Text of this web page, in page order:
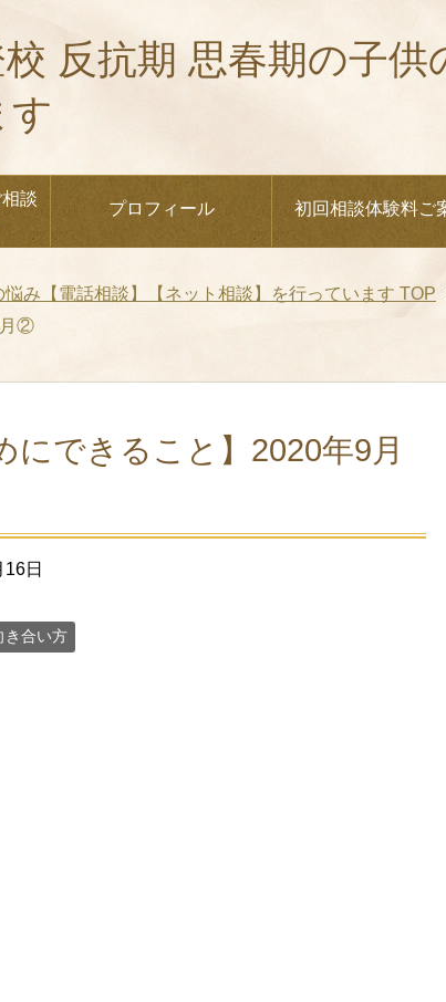
反抗期 思春期の子
す
談
プロフィール 初回相談体験料ご
み【電話相談】【ネット相談】を行っています TOP
月②
にできること】2020年9月
日
き合い方